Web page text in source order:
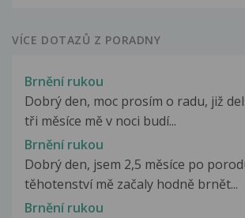
VÍCE DOTAZŮ Z PORADNY
Brnění rukou
Dobrý den, moc prosím o radu, již
tři měsíce mě v noci budí...
Brnění rukou
Dobrý den, jsem 2,5 měsíce po
těhotenství mě začaly hodně brnět...
Brnění rukou